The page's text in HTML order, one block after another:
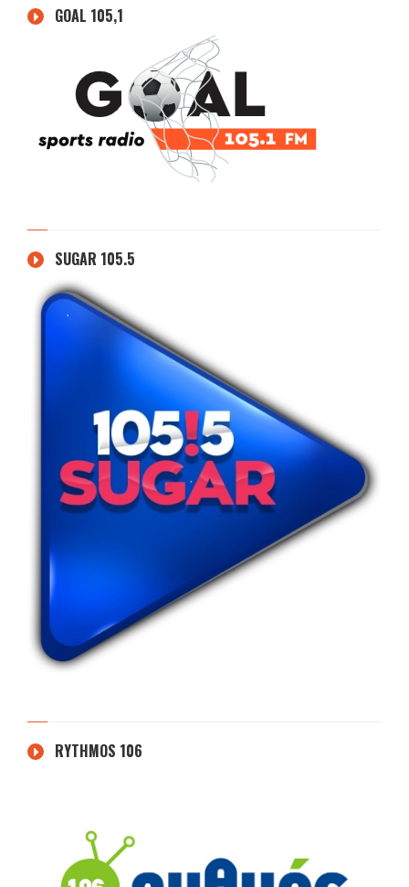
GOAL 105,1
SUGAR 105.5
RYTHMOS 106